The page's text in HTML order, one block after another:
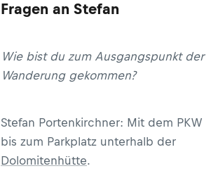
Fragen an Stefan
Wie bist du zum Ausgangspunkt der
Wanderung gekommen?
Stefan Portenkirchner: Mit dem PKW
bis zum Parkplatz unterhalb der
Dolomitenhütte.